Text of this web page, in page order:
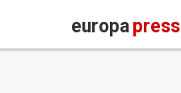
europapress